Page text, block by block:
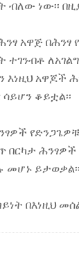
ብለው ነው፡፡
አዋጅ
ተገንብቶ
ግን እነዚህ
ቆይቷል፡፡
በእነዚህ